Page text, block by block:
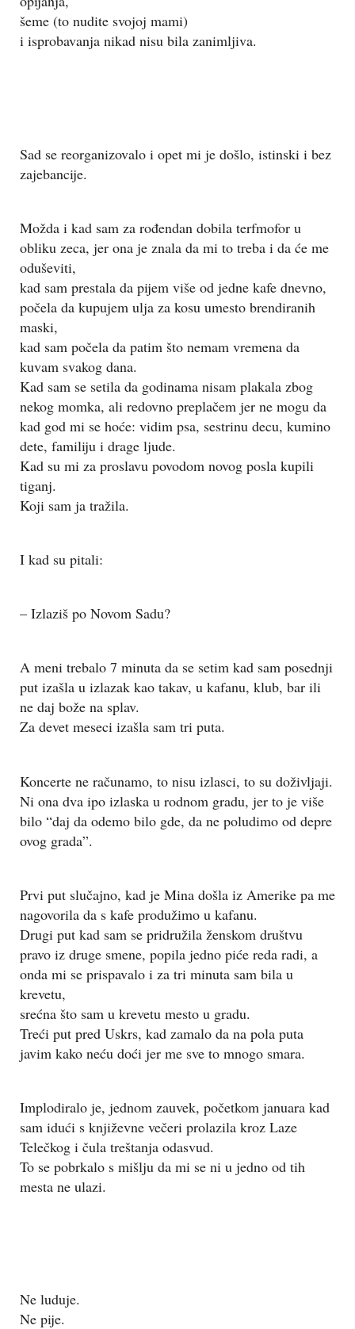
šeme (to nudite svojoj mami)
i isprobavanja nikad nisu bila zanimljiva.
Sad se reorganizovalo i opet mi je došlo, istinski i bez
zajebancije.
Možda i kad sam za rođendan dobila terfmofor u
obliku zeca, jer ona je znala da mi to treba i da će me
oduševiti,
kad sam prestala da pijem više od jedne kafe dnevno,
počela da kupujem ulja za kosu umesto brendiranih
maski,
kad sam počela da patim što nemam vremena da
kuvam svakog dana.
Kad sam se setila da godinama nisam plakala zbog
nekog momka, ali redovno preplačem jer ne mogu da
kad god mi se hoće: vidim psa, sestrinu decu, kumino
dete, familiju i drage ljude.
Kad su mi za proslavu povodom novog posla kupili
tiganj.
Koji sam ja tražila.
I kad su pitali:
– Izlaziš po Novom Sadu?
A meni trebalo 7 minuta da se setim kad sam posednji
put izašla u izlazak kao takav, u kafanu, klub, bar ili
ne daj bože na splav.
Za devet meseci izašla sam tri puta.
Koncerte ne računamo, to nisu izlasci, to su doživljaji.
Ni ona dva ipo izlaska u rodnom gradu, jer to je više
bilo “daj da odemo bilo gde, da ne poludimo od depre
ovog grada”.
Prvi put slučajno, kad je Mina došla iz Amerike pa me
nagovorila da s kafe produžimo u kafanu.
Drugi put kad sam se pridružila ženskom društvu
pravo iz druge smene, popila jedno piće reda radi, a
onda mi se prispavalo i za tri minuta sam bila u
krevetu,
srećna što sam u krevetu mesto u gradu.
Treći put pred Uskrs, kad zamalo da na pola puta
javim kako neću doći jer me sve to mnogo smara.
Implodiralo je, jednom zauvek, početkom januara kad
sam idući s književne večeri prolazila kroz Laze
Telečkog i čula treštanja odasvud.
To se pobrkalo s mišlju da mi se ni u jedno od tih
mesta ne ulazi.
Ne luduje.
Ne pije.